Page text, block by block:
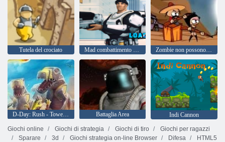
Tutela del crociato Mad combattimento Marines Zombie non possono saltare
Battaglia Area
Indi Cannon
Giochi online
Giochi di strategia Giochi di tiro
Giochi per ragazzi
Sparare
3d Giochi strategia on-line Browser Difesa
HTML5